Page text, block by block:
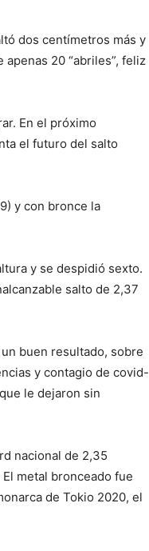
dos centímetros más y
20 “abriles”, feliz
En el próximo
el futuro del salto
y con bronce la
y se despidió sexto.
salto de 2,37
buen resultado, sobre
y contagio de covid-
le dejaron sin
nacional de 2,35
metal bronceado fue
de Tokio 2020, el